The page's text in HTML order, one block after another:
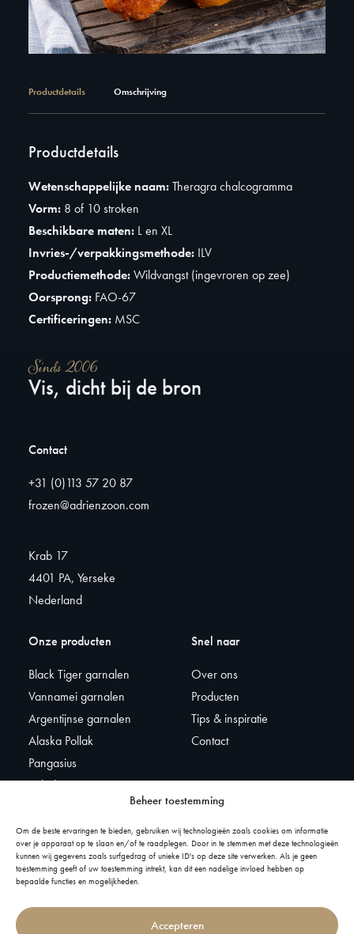
Beheer toestemming
Om de beste ervaringen te bieden, gebruiken wij technologieën zoals cookies om informatie
over je apparaat op te slaan en/of te raadplegen. Door in te stemmen met deze technologieën
kunnen wij gegevens zoals surfgedrag of unieke ID's op deze site verwerken. Als je geen
toestemming geeft of uw toestemming intrekt, kan dit een nadelige invloed hebben op
bepaalde functies en mogelijkheden.
Accepteren
Productdetails Omschrijving
Productdetails
Wetenschappelijke naam:Theragra chalcogramma
Vorm: 8 of 10 stroken
Beschikbare maten: L en XL
Invries-/verpakkingsmethode: ILV
Productiemethode:Wildvangst (ingevroren op zee)
Oorsprong: FAO-67
Certificeringen: MSC
Sinds 2006
Vis, dicht bij de bron
Contact
+31 (0)113 57 20 87
frozen@adrienzoon.com
Krab 17
4401 PA, Yerseke
Nederland
Onze producten
Black Tiger garnalen
Vannamei garnalen
Argentijnse garnalen
Alaska Pollak
Pangasius
Kabeljauw
Zalm
Gepaneerd
Weekdieren
Snel naar
Over ons
Producten
Tips & inspiratie
Contact